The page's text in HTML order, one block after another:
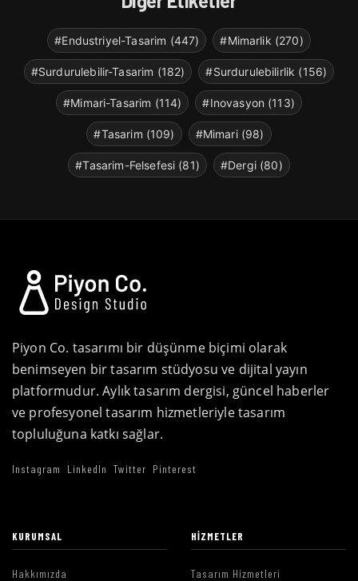
#Endustriyel-Tasarim (447) #Mimarlik (270)
#Surdurulebilir-Tasarim (182) #Surdurulebilirlik (156)
#Mimari-Tasarim (114) #Inovasyon (113)
#Tasarim (109) #Mimari (98)
#Tasarim-Felsefesi (81) #Dergi (80)
Piyon Co. tasarımı bir düşünme biçimi olarak
benimseyen bir tasarım stüdyosu ve dijital yayın
platformudur. Aylık tasarım dergisi, güncel haberler
ve profesyonel tasarım hizmetleriyle tasarım
topluluğuna katkı sağlar.
Instagram LinkedIn Twitter Pinterest
KURUMSAL
Hakkımızda
HIZMETLER
Tasarım Hizmetleri